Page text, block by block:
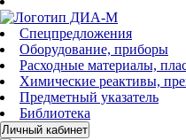
Спецпредложения
Оборудование, приборы
Расходные материалы,
Химические реактивы,
Предметный указатель
Библиотека
Личный кабинет